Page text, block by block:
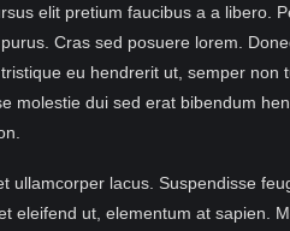
elit pretium faucibus a a libero.
Cras sed posuere lorem.
eu hendrerit ut, semper non
molestie dui sed erat bibendum
ullamcorper lacus. Suspendisse
eleifend ut, elementum at sapien.